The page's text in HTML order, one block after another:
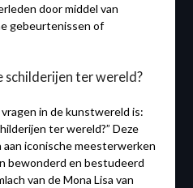
door middel van
gebeurtenissen of
ter wereld?
in de kunstwereld is:
ter wereld?” Deze
iconische meesterwerken
bewonderd en bestudeerd
van de Mona Lisa van